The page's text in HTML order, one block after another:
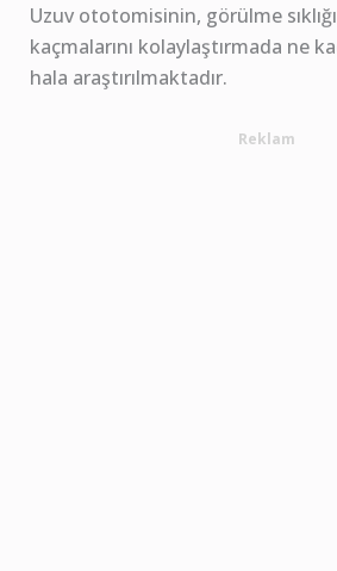
Uzuv ototomisinin, görülme
kaçmalarını kolaylaştırmada ne
hala araştırılmaktadır.
Reklam